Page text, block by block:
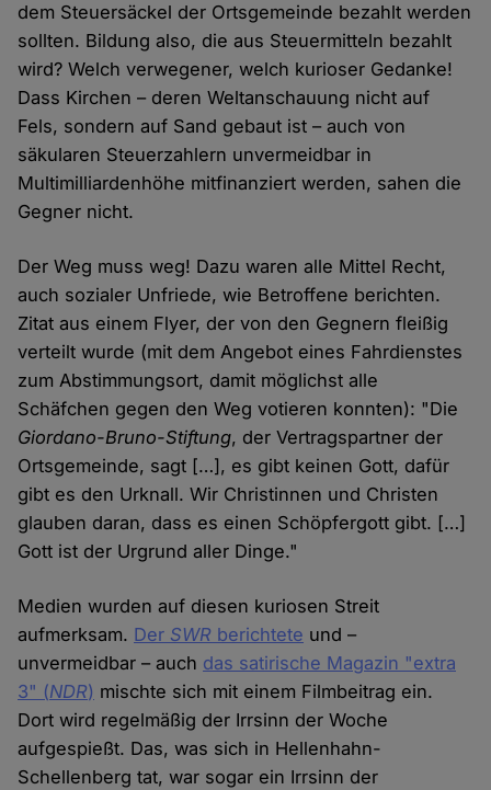
dem Steuersäckel der Ortsgemeinde bezahlt werden
sollten. Bildung also, die aus Steuermitteln bezahlt
wird? Welch verwegener, welch kurioser Gedanke!
Dass Kirchen – deren Weltanschauung nicht auf
Fels, sondern auf Sand gebaut ist – auch von
säkularen Steuerzahlern unvermeidbar in
Multimilliardenhöhe mitfinanziert werden, sahen die
Gegner nicht.
Der Weg muss weg! Dazu waren alle Mittel Recht,
auch sozialer Unfriede, wie Betroffene berichten.
Zitat aus einem Flyer, der von den Gegnern fleißig
verteilt wurde (mit dem Angebot eines Fahrdienstes
zum Abstimmungsort, damit möglichst alle
Schäfchen gegen den Weg votieren konnten): "Die
Giordano-Bruno-Stiftung, der Vertragspartner der
Ortsgemeinde, sagt […], es gibt keinen Gott, dafür
gibt es den Urknall. Wir Christinnen und Christen
glauben daran, dass es einen Schöpfergott gibt. […]
Gott ist der Urgrund aller Dinge."
Medien wurden auf diesen kuriosen Streit
aufmerksam. Der SWR berichtete und –
unvermeidbar – auch das satirische Magazin "extra
3" (NDR) mischte sich mit einem Filmbeitrag ein.
Dort wird regelmäßig der Irrsinn der Woche
aufgespießt. Das, was sich in Hellenhahn-
Schellenberg tat, war sogar ein Irrsinn der